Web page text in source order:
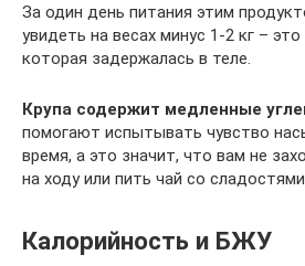
За один день питания этим
увидеть на весах минус 1-2 кг –
которая задержалась в теле.
Крупа содержит медленные
помогают испытывать чувство
время, а это значит, что вам не
на ходу или пить чай со
Калорийность и БЖУ